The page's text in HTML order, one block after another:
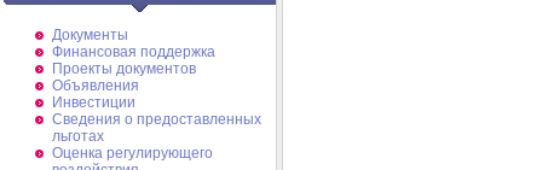
Документы
Финансовая поддержка
Проекты документов
Объявления
Инвестиции
Сведения о предоставленных
льготах
Оценка регулирующего